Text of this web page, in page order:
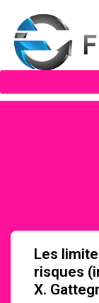
Les
risques
X.